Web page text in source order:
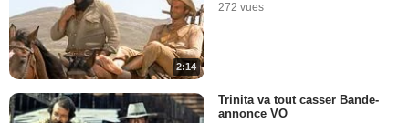
2:14
272 vues
Trinita va tout casser Bande-
annonce VO